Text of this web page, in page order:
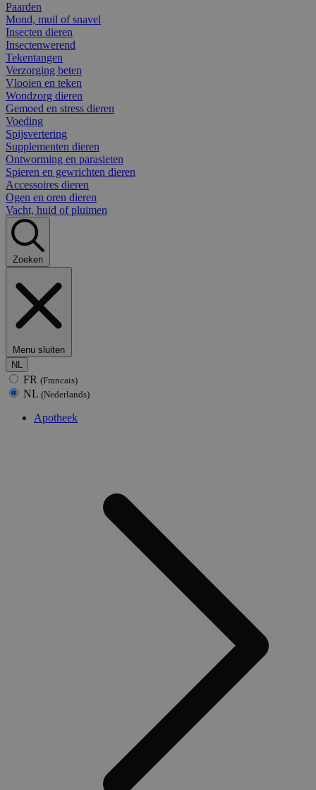
Paarden
Mond, muil of snavel
Insecten dieren
Insectenwerend
Tekentangen
Verzorging beten
Vlooien en teken
Wondzorg dieren
Gemoed en stress dieren
Voeding
Spijsvertering
Supplementen dieren
Ontworming en parasieten
Spieren en gewrichten dieren
Accessoires dieren
Ogen en oren dieren
Vacht, huid of pluimen
Zoeken
Menu sluiten
NL
FR (Francais)
NL (Nederlands)
Apotheek